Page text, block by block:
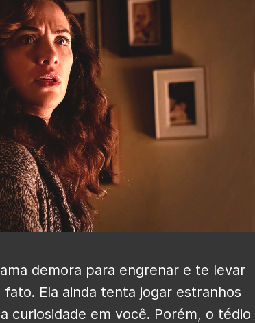
demora para engrenar e te levar
Ela ainda tenta jogar estranhos
curiosidade em você. Porém, o tédio